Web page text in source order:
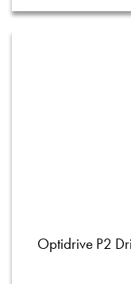
Optidrive P2